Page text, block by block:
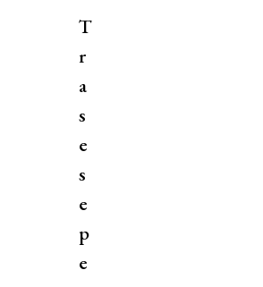
T
r
a
s
e
s
e
p
e